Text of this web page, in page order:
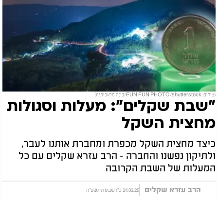
(צילום: FUN FUN PHOTO/shutterstock/בינה מלאכותית)
"שבת שקלים": מעלות וסגולות
מחצית השקל
כיצד מחצית השקל מכפרת ומחברת אותנו לעבר,
ולתיקון נפשנו והחברה - הרב עזרא שקלים עם כל
המעלות של השבת הקרובה
הרב עזרא שקלים 24.02.25 כ"ו שבט התשפ"ה